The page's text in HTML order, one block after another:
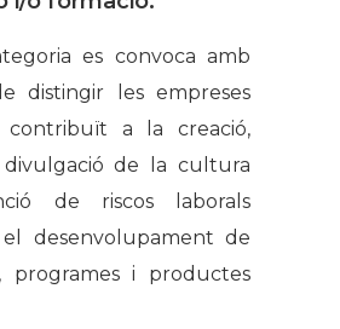
es convoca amb
distingir les empreses
a la creació,
de la cultura
de riscos laborals
desenvolupament de
programes i productes